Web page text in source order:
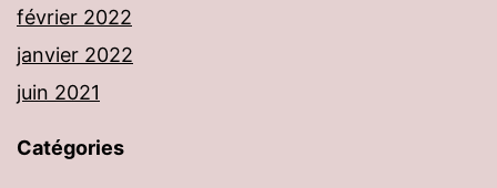
février 2022
janvier 2022
juin 2021
Catégories